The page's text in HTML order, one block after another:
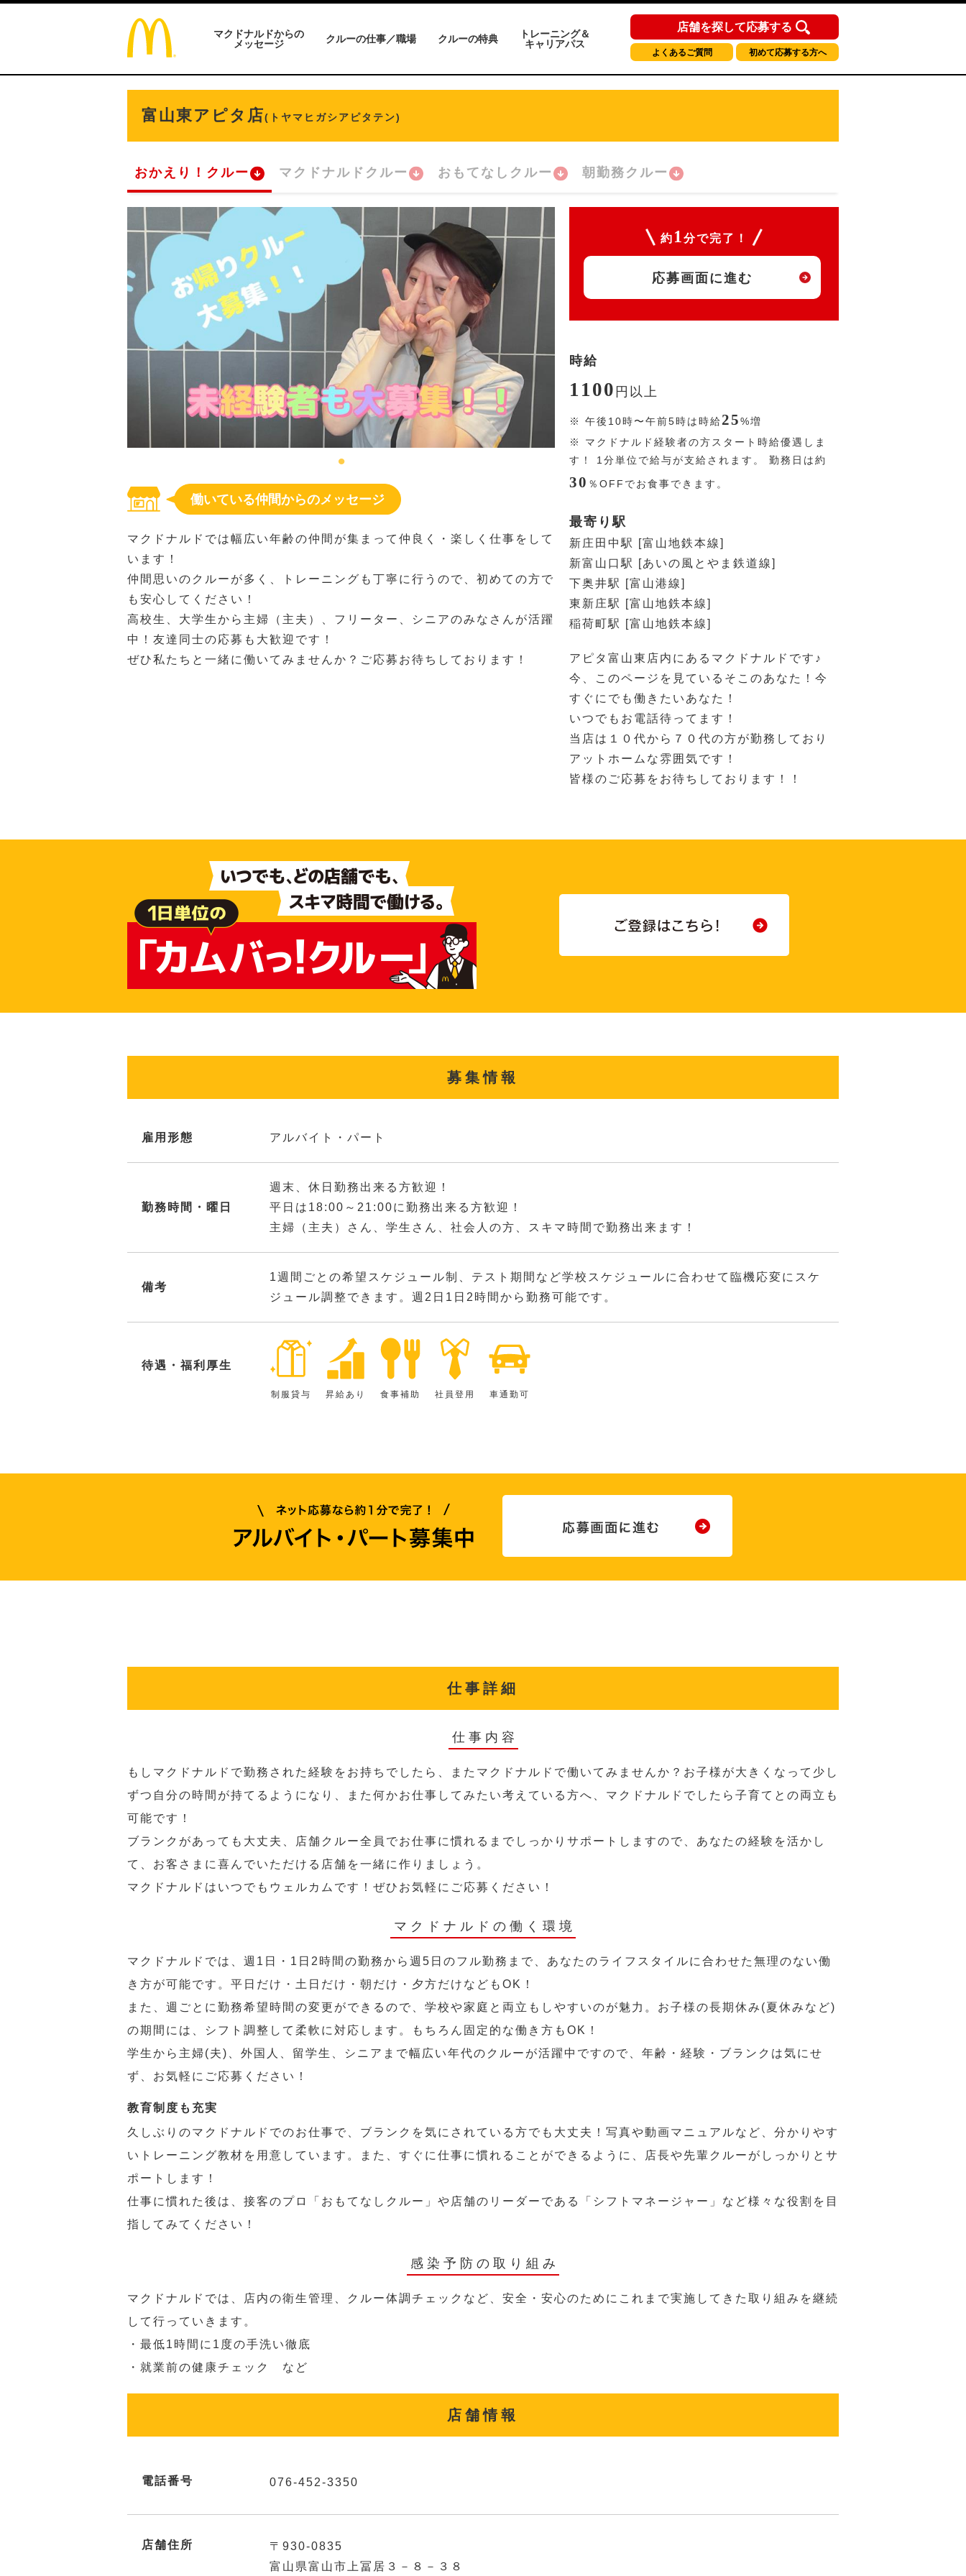
マクドナルドからの
メッセージ
クルーの仕事／職場 クルーの特典
トレーニング＆
キャリアパス
店舗を探して応募する
よくあるご質問 初めて応募する方へ
富山東アピタ店(トヤマヒガシアピタテン)
おかえり！クルー マクドナルドクルー おもてなしクルー 朝勤務クルー
働いている仲間からのメッセージ
マクドナルドでは幅広い年齢の仲間が集まって仲良く・楽しく仕事をして
います！
仲間思いのクルーが多く、トレーニングも丁寧に行うので、初めての方で
も安心してください！
高校生、大学生から主婦（主夫）、フリーター、シニアのみなさんが活躍
中！友達同士の応募も大歓迎です！
ぜひ私たちと一緒に働いてみませんか？ご応募お待ちしております！
約 1 分で完了！
応募画面に進む
時給
1100 円 以上
※ 午後10時〜午前5時は時給25%増
※ マクドナルド経験者の方スタート時給優遇しま
す！ 1分単位で給与が支給されます。 勤務日は約
30 ％ OFFでお食事できます。
最寄り駅
新庄田中駅 [富山地鉄本線]
新富山口駅 [あいの風とやま鉄道線]
下奥井駅 [富山港線]
東新庄駅 [富山地鉄本線]
稲荷町駅 [富山地鉄本線]
アピタ富山東店内にあるマクドナルドです♪
今、このページを見ているそこのあなた！今
すぐにでも働きたいあなた！
いつでもお電話待ってます！
当店は１０代から７０代の方が勤務しており
アットホームな雰囲気です！
皆様のご応募をお待ちしております！！
募集情報
雇用形態 アルバイト・パート
勤務時間・曜日
週末、休日勤務出来る方歓迎！
平日は18:00～21:00に勤務出来る方歓迎！
主婦（主夫）さん、学生さん、社会人の方、スキマ時間で勤務出来ます！
備考
1週間ごとの希望スケジュール制、テスト期間など学校スケジュールに合わせて臨機応変にスケ
ジュール調整できます。週2日1日2時間から勤務可能です。
待遇・福利厚生
制服貸与 昇給あり 食事補助 社員登用 車通勤可
仕事詳細
仕事内容
もしマクドナルドで勤務された経験をお持ちでしたら、またマクドナルドで働いてみませんか？お子様が大きくなって少し
ずつ自分の時間が持てるようになり、また何かお仕事してみたい考えている方へ、マクドナルドでしたら子育てとの両立も
可能です！
ブランクがあっても大丈夫、店舗クルー全員でお仕事に慣れるまでしっかりサポートしますので、あなたの経験を活かし
て、お客さまに喜んでいただける店舗を一緒に作りましょう。
マクドナルドはいつでもウェルカムです！ぜひお気軽にご応募ください！
マクドナルドの働く環境
マクドナルドでは、週1日・1日2時間の勤務から週5日のフル勤務まで、あなたのライフスタイルに合わせた無理のない働
き方が可能です。平日だけ・土日だけ・朝だけ・夕方だけなどもOK！
また、週ごとに勤務希望時間の変更ができるので、学校や家庭と両立もしやすいのが魅力。お子様の長期休み(夏休みなど)
の期間には、シフト調整して柔軟に対応します。もちろん固定的な働き方もOK！
学生から主婦(夫)、外国人、留学生、シニアまで幅広い年代のクルーが活躍中ですので、年齢・経験・ブランクは気にせ
ず、お気軽にご応募ください！
教育制度も充実
久しぶりのマクドナルドでのお仕事で、ブランクを気にされている方でも大丈夫！写真や動画マニュアルなど、分かりやす
いトレーニング教材を用意しています。また、すぐに仕事に慣れることができるように、店長や先輩クルーがしっかりとサ
ポートします！
仕事に慣れた後は、接客のプロ「おもてなしクルー」や店舗のリーダーである「シフトマネージャー」など様々な役割を目
指してみてください！
感染予防の取り組み
マクドナルドでは、店内の衛生管理、クルー体調チェックなど、安全・安心のためにこれまで実施してきた取り組みを継続
して行っていきます。
・最低1時間に1度の手洗い徹底
・就業前の健康チェック など
店舗情報
電話番号 076-452-3350
店舗住所
〒930-0835
富山県富山市上冨居３－８－３８